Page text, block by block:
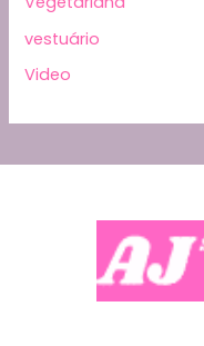
vestuário
Video